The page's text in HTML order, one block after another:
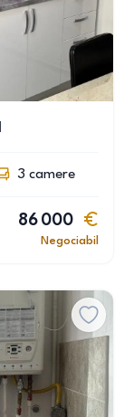
3 camere
86 000
Negociabil